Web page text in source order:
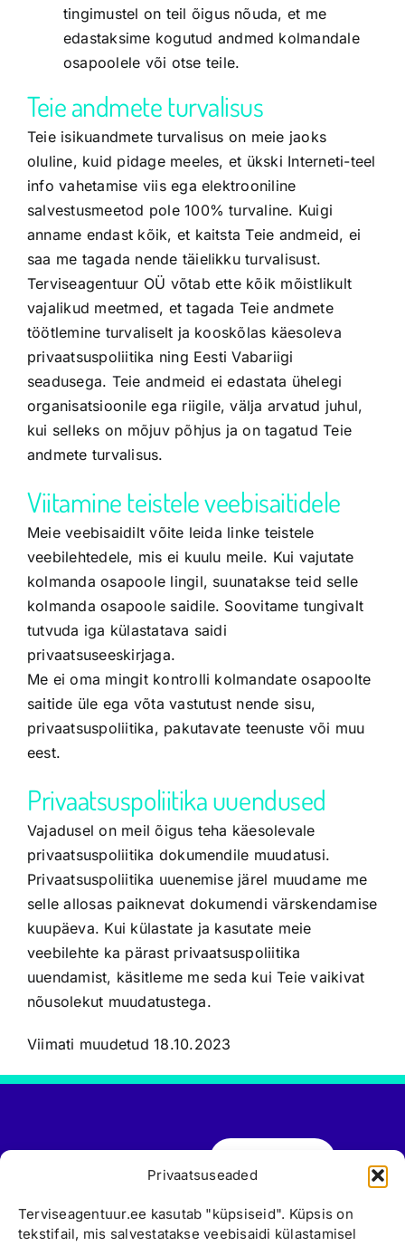
Privaatsuseaded
Terviseagentuur.ee kasutab "küpsiseid". Küpsis on
tekstifail, mis salvestatakse veebisaidi külastamisel
tingimustel on teil õigus nõuda, et me
edastaksime kogutud andmed kolmandale
osapoolele või otse teile.
Teie andmete turvalisus
Teie isikuandmete turvalisus on meie jaoks
oluline, kuid pidage meeles, et ükski Interneti-teel
info vahetamise viis ega elektrooniline
salvestusmeetod pole 100% turvaline. Kuigi
anname endast kõik, et kaitsta Teie andmeid, ei
saa me tagada nende täielikku turvalisust.
Terviseagentuur OÜ võtab ette kõik mõistlikult
vajalikud meetmed, et tagada Teie andmete
töötlemine turvaliselt ja kooskõlas käesoleva
privaatsuspoliitika ning Eesti Vabariigi
seadusega. Teie andmeid ei edastata ühelegi
organisatsioonile ega riigile, välja arvatud juhul,
kui selleks on mõjuv põhjus ja on tagatud Teie
andmete turvalisus.
Viitamine teistele veebisaitidele
Meie veebisaidilt võite leida linke teistele
veebilehtedele, mis ei kuulu meile. Kui vajutate
kolmanda osapoole lingil, suunatakse teid selle
kolmanda osapoole saidile. Soovitame tungivalt
tutvuda iga külastatava saidi
privaatsuseeskirjaga.
Me ei oma mingit kontrolli kolmandate osapoolte
saitide üle ega võta vastutust nende sisu,
privaatsuspoliitika, pakutavate teenuste või muu
eest.
Privaatsuspoliitika uuendused
Vajadusel on meil õigus teha käesolevale
privaatsuspoliitika dokumendile muudatusi.
Privaatsuspoliitika uuenemise järel muudame me
selle allosas paiknevat dokumendi värskendamise
kuupäeva. Kui külastate ja kasutate meie
veebilehte ka pärast privaatsuspoliitika
uuendamist, käsitleme me seda kui Teie vaikivat
nõusolekut muudatustega.
Viimati muudetud 18.10.2023
Tule tööle
Värska
Võru
766 6661